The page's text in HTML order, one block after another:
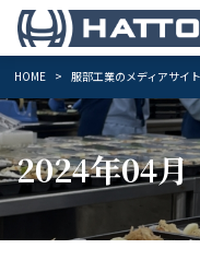
HOME 服部工業のメディアサイト
2024年04月